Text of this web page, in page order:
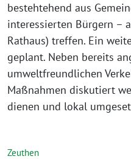
bestehtehend aus
interessierten Bürgern –
Rathaus) treffen. Ein
geplant. Neben bereits
umweltfreundlichen
Maßnahmen diskutiert
dienen und lokal
Zeuthen